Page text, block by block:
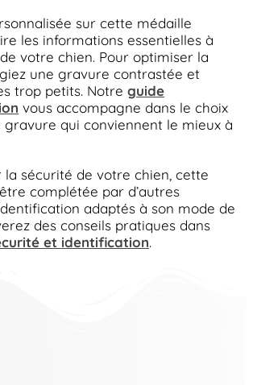
sur cette médaille
les informations essentielles à
votre chien. Pour optimiser la
une gravure contrastée et
trop petits. Notre guide
vous accompagne dans le choix
gravure qui conviennent le mieux à
la sécurité de votre chien, cette
complétée par d’autres
adaptés à son mode de
des conseils pratiques dans
et identification.